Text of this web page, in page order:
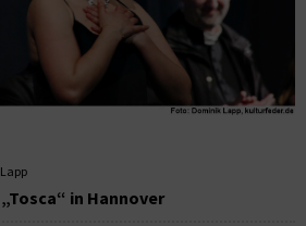
in Hannover